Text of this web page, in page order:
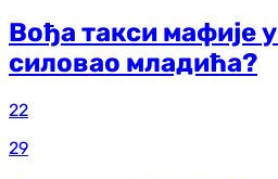
Вођа такси мафије
силовао младића?
22
29